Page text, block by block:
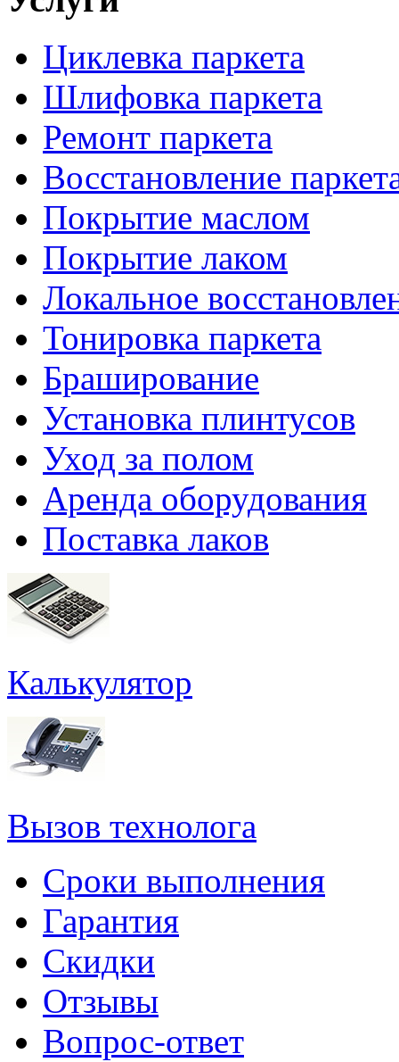
Циклевка паркета
Шлифовка паркета
Ремонт паркета
Восстановление
Покрытие маслом
Покрытие лаком
Локальное
Тонировка паркета
Браширование
Установка плинтусов
Уход за полом
Аренда оборудования
Поставка лаков
Калькулятор
Вызов технолога
Сроки выполнения
Гарантия
Скидки
Отзывы
Вопрос-ответ